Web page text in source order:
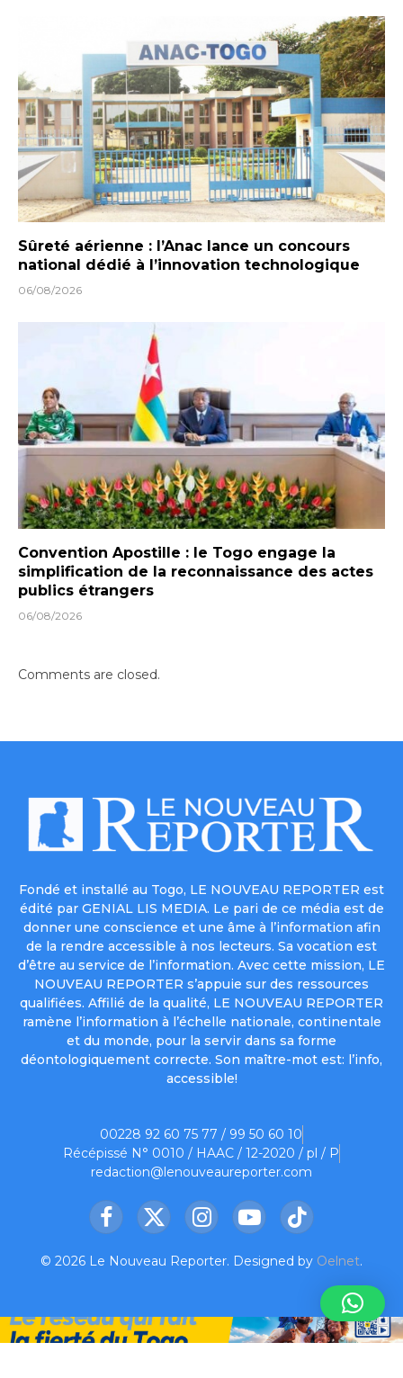
Sûreté aérienne : l’Anac lance un concours
national dédié à l’innovation technologique
06/08/2026
Convention Apostille : le Togo engage la
simplification de la reconnaissance des actes
publics étrangers
06/08/2026
Comments are closed.
Fondé et installé au Togo, LE NOUVEAU REPORTER est
édité par GENIAL LIS MEDIA. Le pari de ce média est de
donner une conscience et une âme à l’information afin
de la rendre accessible à nos lecteurs. Sa vocation est
d’être au service de l’information. Avec cette mission, LE
NOUVEAU REPORTER s’appuie sur des ressources
qualifiées. Affilié de la qualité, LE NOUVEAU REPORTER
ramène l’information à l’échelle nationale, continentale
et du monde, pour la servir dans sa forme
déontologiquement correcte. Son maître-mot est: l’info,
accessible!
00228 92 60 75 77 / 99 50 60 10
Récépissé N° 0010 / HAAC / 12-2020 / pl / P
redaction@lenouveaureporter.com
Facebook
X
InstagramYouTubeTikTok
© 2026 Le Nouveau Reporter. Designed by Oelnet.